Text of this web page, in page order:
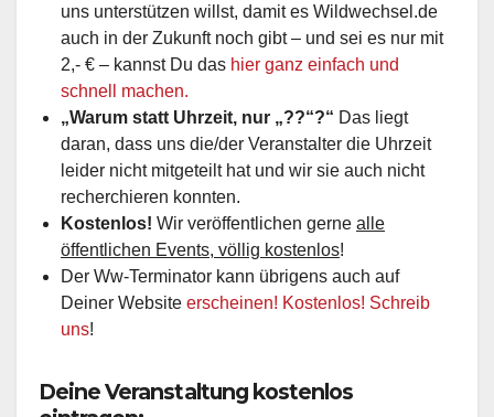
uns unterstützen willst, damit es Wildwechsel.de
auch in der Zukunft noch gibt – und sei es nur mit
2,- € – kannst Du das hier ganz einfach und
schnell machen.
„Warum statt Uhrzeit, nur „??“?“ Das liegt
daran, dass uns die/der Veranstalter die Uhrzeit
leider nicht mitgeteilt hat und wir sie auch nicht
recherchieren konnten.
Kostenlos! Wir veröffentlichen gerne alle
öffentlichen Events, völlig kostenlos!
Der Ww-Terminator kann übrigens auch auf
Deiner Website erscheinen! Kostenlos! Schreib
uns!
Deine Veranstaltung kostenlos